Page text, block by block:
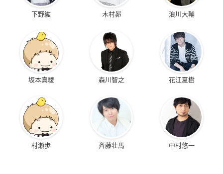
下野紘 木村昴 浪川大輔
坂本真綾 森川智之 花江夏樹
村瀬歩 斉藤壮馬 中村悠一